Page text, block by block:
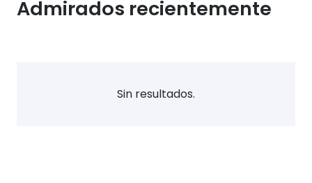
Admirados recientemente
Sin resultados.